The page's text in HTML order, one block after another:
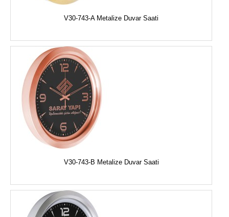
V30-743-A Metalize Duvar Saati
V30-743-B Metalize Duvar Saati